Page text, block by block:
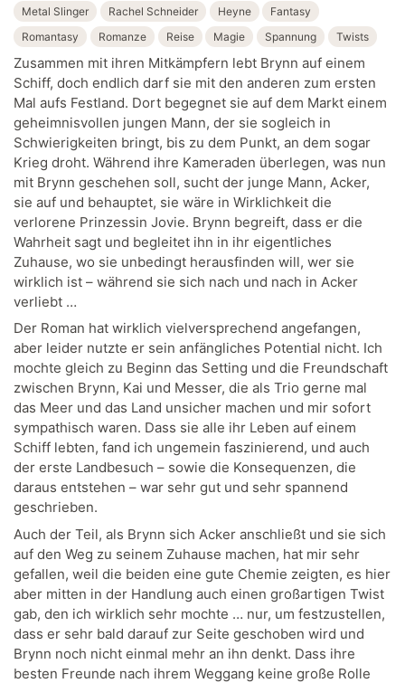
Metal Slinger Rachel Schneider Heyne
Fantasy
Romantasy
Romanze Reise Magie Spannung Twists
Zusammen mit ihren Mitkämpfern lebt Brynn auf einem
Schiff, doch endlich darf sie mit den anderen zum ersten
Mal aufs Festland. Dort begegnet sie auf dem Markt einem
geheimnisvollen jungen Mann, der sie sogleich in
Schwierigkeiten bringt, bis zu dem Punkt, an dem sogar
Krieg droht. Während ihre Kameraden überlegen, was nun
mit Brynn geschehen soll, sucht der junge Mann, Acker,
sie auf und behauptet, sie wäre in Wirklichkeit die
verlorene Prinzessin Jovie. Brynn begreift, dass er die
Wahrheit sagt und begleitet ihn in ihr eigentliches
Zuhause, wo sie unbedingt herausfinden will, wer sie
wirklich ist – während sie sich nach und nach in Acker
verliebt …
Der Roman hat wirklich vielversprechend angefangen,
aber leider nutzte er sein anfängliches Potential nicht. Ich
mochte gleich zu Beginn das Setting und die Freundschaft
zwischen Brynn, Kai und Messer, die als Trio gerne mal
das Meer und das Land unsicher machen und mir sofort
sympathisch waren. Dass sie alle ihr Leben auf einem
Schiff lebten, fand ich ungemein faszinierend, und auch
der erste Landbesuch – sowie die Konsequenzen, die
daraus entstehen – war sehr gut und sehr spannend
geschrieben.
Auch der Teil, als Brynn sich Acker anschließt und sie sich
auf den Weg zu seinem Zuhause machen, hat mir sehr
gefallen, weil die beiden eine gute Chemie zeigten, es hier
aber mitten in der Handlung auch einen großartigen Twist
gab, den ich wirklich sehr mochte … nur, um festzustellen,
dass er sehr bald darauf zur Seite geschoben wird und
Brynn noch nicht einmal mehr an ihn denkt. Dass ihre
besten Freunde nach ihrem Weggang keine große Rolle